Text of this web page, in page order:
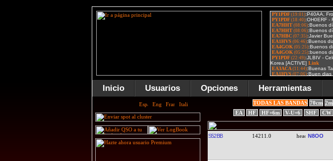
Inicio Usuarios Opciones Herramientas
TODAS LAS BANDAS 70cm 2m
EA
HF HF+6m V-U+6 SHF CW
S52BB 14211.0 N8OO